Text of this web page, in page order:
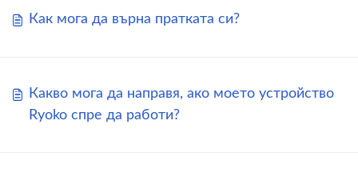
Как мога да върна пратката си?
Какво мога да направя, ако моето устройство
Ryoko спре да работи?